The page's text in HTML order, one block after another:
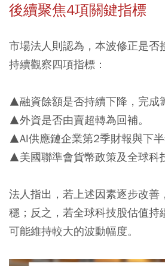
後續聚焦4項關鍵指標
市場法人則認為，本波修正是否
持續觀察四項指標：
▲融資餘額是否持續下降，完成
▲外資是否由賣超轉為回補。
▲AI供應鏈企業第2季財報與下半
▲美國聯準會貨幣政策及全球科
法人指出，若上述因素逐步改善
穩；反之，若全球科技股估值持
可能維持較大的波動幅度。